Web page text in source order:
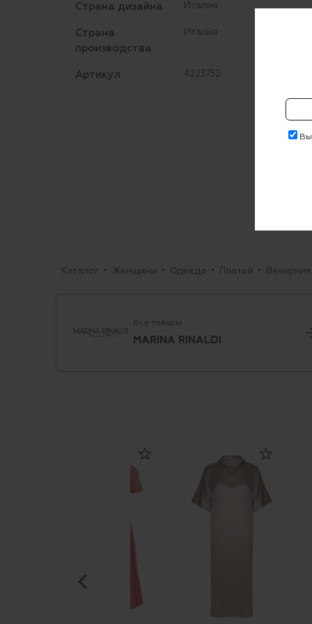
Страна дизайна Италия
Страна
производства
Италия
Артикул 4223732
Каталог Женщины Одежда Платья
Все товары
MARINA RINALDI